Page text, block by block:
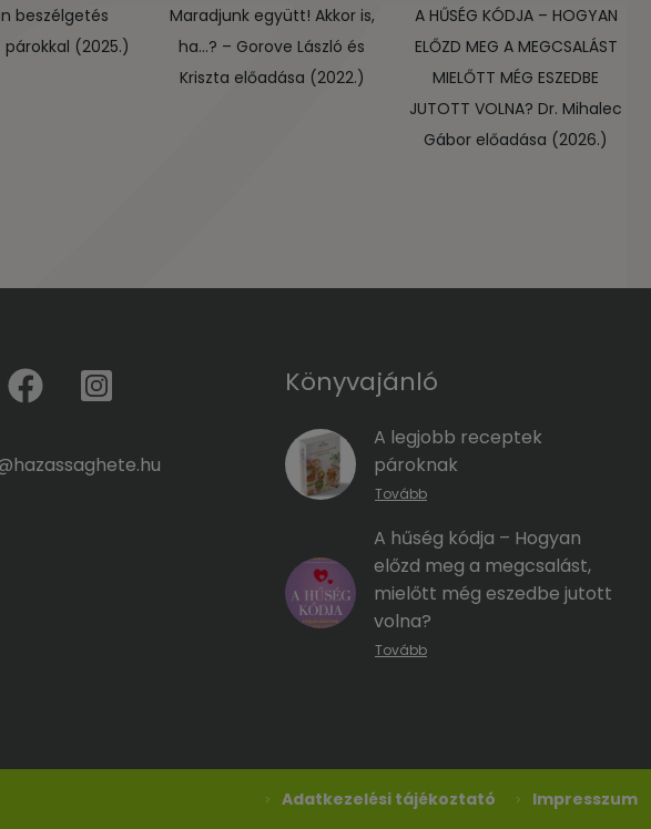
beszélgetés
(2025.)
Maradjunk együtt! Akkor is,
ha…? – Gorove László és
Kriszta előadása (2022.)
A HŰSÉG KÓDJA – HOGYAN
ELŐZD MEG A MEGCSALÁST
MIELŐTT MÉG ESZEDBE
JUTOTT VOLNA? Dr. Mihalec
Gábor előadása (2026.)
Könyvajánló
A legjobb receptek
pároknak
Tovább
A hűség kódja – Hogyan
előzd meg a megcsalást,
mielőtt még eszedbe jutott
volna?
Tovább
Adatkezelési tájékoztató Impresszum